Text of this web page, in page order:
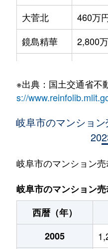
大菅北
460万
鏡島精華
2,800
加納大黒町
3,300
3,200
加納水野町
240万
蕪城町
2,700
神室町
3,100
500万
※出典：国土交通省不
s://
岐阜市のマンショ
岐阜市のマンション売
岐阜市のマンション
西暦（年）
2005